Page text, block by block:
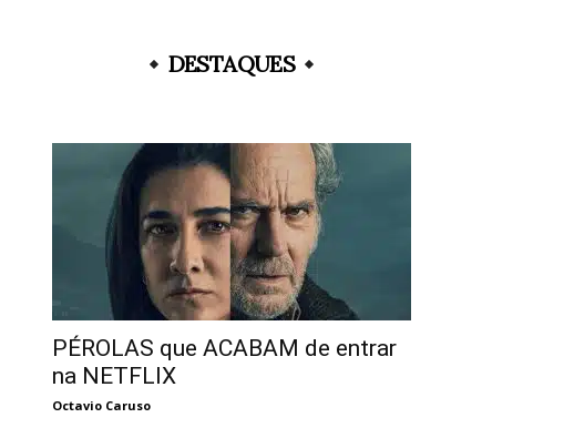
DESTAQUES
PÉROLAS que ACABAM de entrar
na NETFLIX
Octavio Caruso